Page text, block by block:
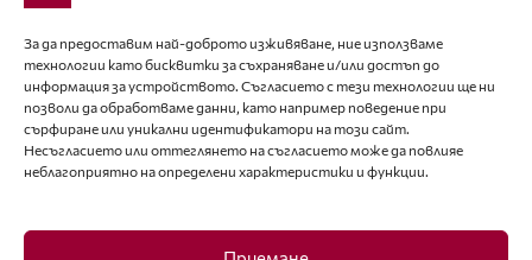
За да предоставим най-доброто изживяване, ние използваме
технологии като бисквитки за съхраняване и/или достъп до
информация за устройството. Съгласието с тези технологии ще ни
позволи да обработваме данни, като например поведение при
сърфиране или уникални идентификатори на този сайт.
Несъгласието или оттеглянето на съгласието може да повлияе
неблагоприятно на определени характеристики и функции.
За контакти
editor@fashion-lifestyle.net
+359 88 227 33 47
Последвайте ни
Facebook